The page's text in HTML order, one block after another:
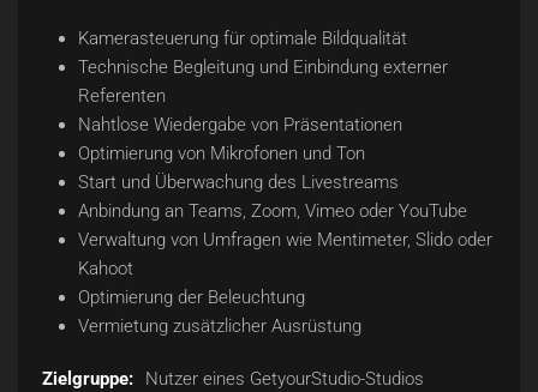
Kamerasteuerung für optimale Bildqualität
Technische Begleitung und Einbindung externer
Referenten
Nahtlose Wiedergabe von Präsentationen
Optimierung von Mikrofonen und Ton
Start und Überwachung des Livestreams
Anbindung an Teams, Zoom, Vimeo oder YouTube
Verwaltung von Umfragen wie Mentimeter, Slido oder
Kahoot
Optimierung der Beleuchtung
Vermietung zusätzlicher Ausrüstung
Zielgruppe:
Nutzer eines GetyourStudio-Studios